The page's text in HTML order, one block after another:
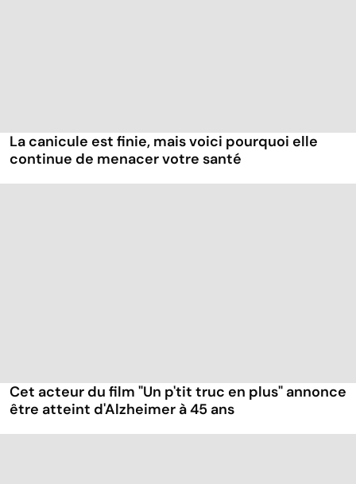
La canicule est finie, mais voici pourquoi elle
continue de menacer votre santé
Cet acteur du film "Un p'tit truc en plus" annonce
être atteint d'Alzheimer à 45 ans